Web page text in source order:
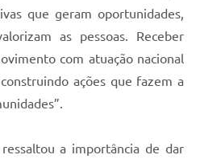
que geram oportunidades,
as pessoas. Receber
com atuação nacional
ações que fazem a
a importância de dar